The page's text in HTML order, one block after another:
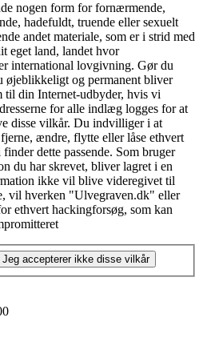
nogen form for fornærmende,
hadefuldt, truende eller sexuelt
andet materiale, som er i strid med
eget land, landet hvor
international lovgivning. Gør du
øjeblikkeligt og permanent bliver
til din Internet-udbyder, hvis vi
for alle indlæg logges for at
disse vilkår. Du indvilliger i at
ændre, flytte eller låse ethvert
dette passende. Som bruger
du har skrevet, bliver lagret i en
ikke vil blive videregivet til
vil hverken "Ulvegraven.dk" eller
ethvert hackingforsøg, som kan